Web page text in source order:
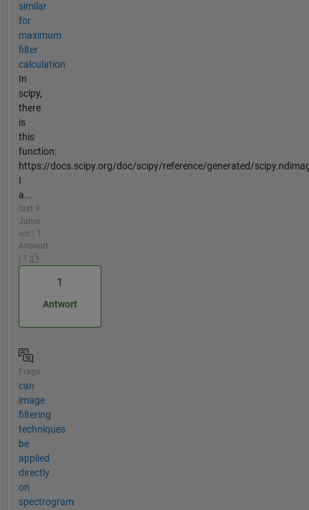
similar
for
maximum
filter
calculation
In
scipy,
there
is
this
function:
https://docs.scipy.org/doc/scipy/reference/generated/
I
a...
fast 9
Jahre
vor | 1
Antwort
| 1
1
Antwort
Frage
can
image
filtering
techniques
be
applied
directly
on
spectrogram